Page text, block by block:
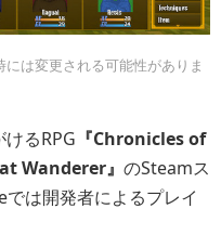
は変更される可能性がありま
るRPG 『Chronicles of
Wanderer』 のSteamス
では開発者によるプレイ